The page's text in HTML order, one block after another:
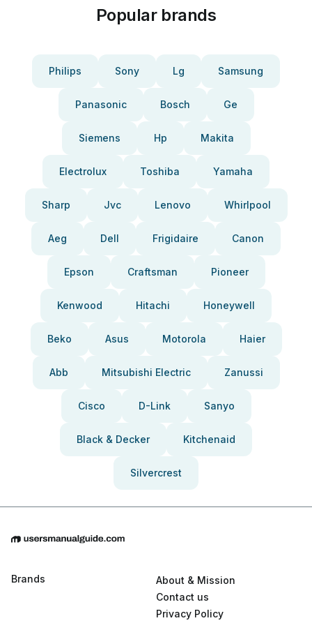
Popular brands
Philips Sony Lg Samsung
Panasonic Bosch Ge
Siemens Hp Makita
Electrolux Toshiba Yamaha
Sharp Jvc Lenovo Whirlpool
Aeg Dell Frigidaire Canon
Epson Craftsman Pioneer
Kenwood Hitachi Honeywell
Beko Asus Motorola Haier
Abb Mitsubishi Electric Zanussi
Cisco D-Link Sanyo
Black & Decker Kitchenaid
Silvercrest
Brands
About & Mission
Contact us
Privacy Policy